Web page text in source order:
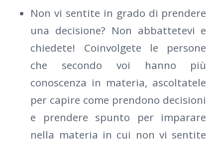
Non vi sentite in grado di prendere
una decisione? Non abbattetevi e
chiedete! Coinvolgete le persone
che secondo voi hanno più
conoscenza in materia, ascoltatele
per capire come prendono decisioni
e prendere spunto per imparare
nella materia in cui non vi sentite